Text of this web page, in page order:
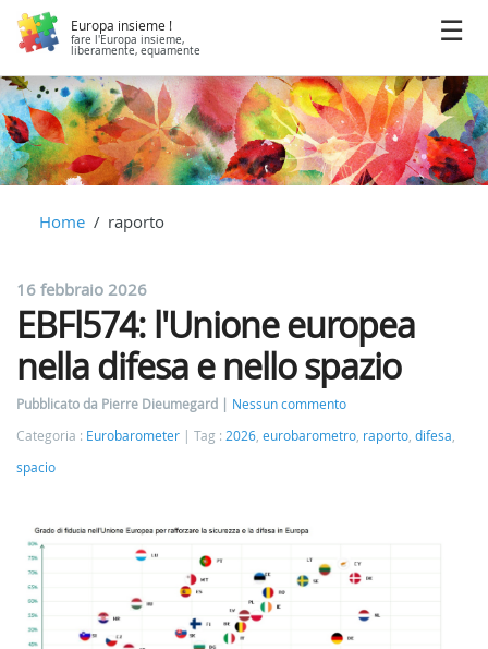
Europa insieme !
fare l'Europa insieme,
liberamente, equamente
Home raporto
16 febbraio 2026
EBFl574: l'Unione europea
nella difesa e nello spazio
Pubblicato da Pierre Dieumegard
Nessun commento
Categoria : Eurobarometer Tag : 2026 eurobarometro raporto difesa
spacio